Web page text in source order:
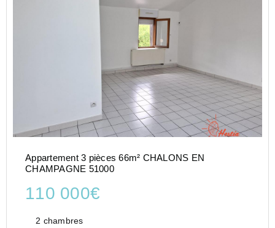
Appartement 3 pièces 66m² CHALONS EN
CHAMPAGNE 51000
110 000€
2 chambres